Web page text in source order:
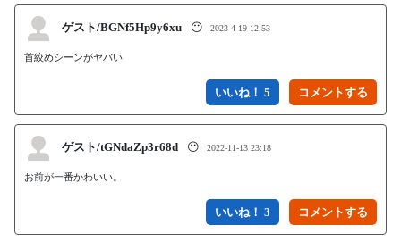
ゲスト/BGNf5Hp9y6xu 😶 2023-4-19 12:53
首絞めシーンがヤバい
いいね！ 5
ゲスト/tGNdaZp3r68d 😶 2022-11-13 23:18
お前が一番かわいい。
いいね！ 3